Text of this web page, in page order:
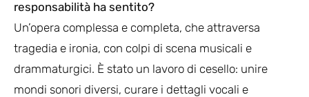
responsabilità ha sentito?
Un’opera complessa e completa, che attraversa
tragedia e ironia, con colpi di scena musicali e
drammaturgici. È stato un lavoro di cesello: unire
mondi sonori diversi, curare i dettagli vocali e